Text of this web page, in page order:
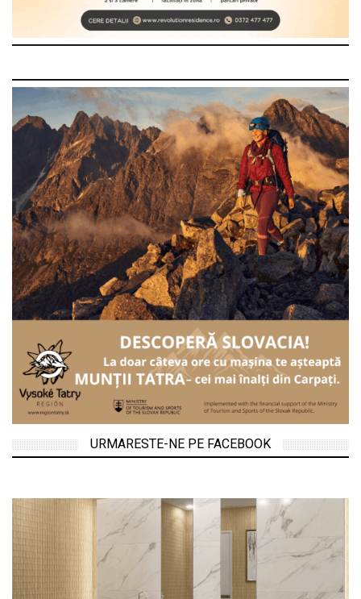
URMARESTE-NE PE FACEBOOK